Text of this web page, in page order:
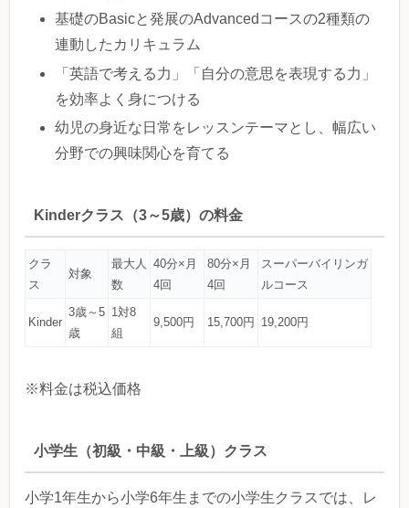
基礎のBasicと発展のAdvancedコースの2種類の
連動したカリキュラム
「英語で考える力」「自分の意思を表現する力」
を効率よく身につける
幼児の身近な日常をレッスンテーマとし、幅広い
分野での興味関心を育てる
Kinderクラス（3～5歳）の料金
クラ
ス
対象
最大人
数
40分×月
4回
80分×月
4回
スーパーバイリンガ
ルコース
Kinder
3歳～5
歳
1対8
組
9,500円 15,700円 19,200円
※料金は税込価格
小学生（初級・中級・上級）クラス
小学1年生から小学6年生までの小学生クラスでは、レ